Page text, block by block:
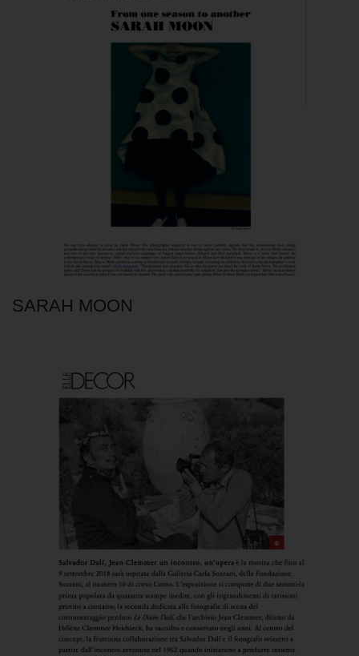
SARAH MOON